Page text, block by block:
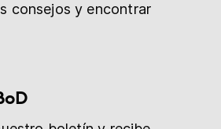
consejos y encontrar